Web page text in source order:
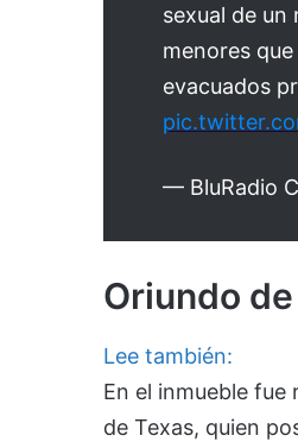
sexual de un
menores
evacuados
— BluRadio
Oriundo
Lee también:
En el inmueble
de Texas, quien